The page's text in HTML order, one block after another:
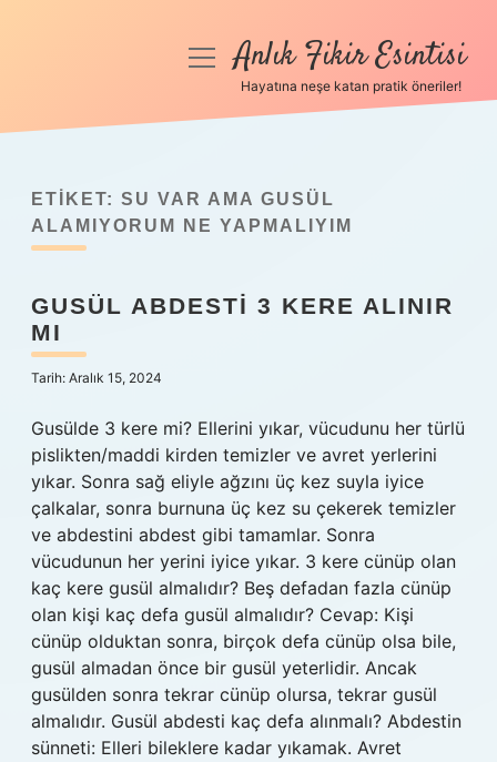
Anasayfa
Yasal Uyarı
menüyüAnlık Fikir Esintisi
Hayatına neşe katan pratik öneriler!
ETIKET: SU VAR AMA GUSÜL
ALAMIYORUM NE YAPMALIYIM
GUSÜL ABDESTI 3 KERE ALINIR
MI
Tarih: Aralık 15, 2024
Gusülde 3 kere mi? Ellerini yıkar, vücudunu her türlü
pislikten/maddi kirden temizler ve avret yerlerini
yıkar. Sonra sağ eliyle ağzını üç kez suyla iyice
çalkalar, sonra burnuna üç kez su çekerek temizler
ve abdestini abdest gibi tamamlar. Sonra
vücudunun her yerini iyice yıkar. 3 kere cünüp olan
kaç kere gusül almalıdır? Beş defadan fazla cünüp
olan kişi kaç defa gusül almalıdır? Cevap: Kişi
cünüp olduktan sonra, birçok defa cünüp olsa bile,
gusül almadan önce bir gusül yeterlidir. Ancak
gusülden sonra tekrar cünüp olursa, tekrar gusül
almalıdır. Gusül abdesti kaç defa alınmalı? Abdestin
sünneti: Elleri bileklere kadar yıkamak. Avret